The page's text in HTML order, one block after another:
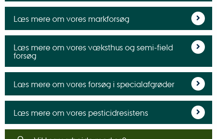
Læs mere om vores markforsøg
Læs mere om vores væksthus og semi-field
forsøg
Læs mere om vores forsøg i specialafgrøder
Læs mere om vores pesticidresistens